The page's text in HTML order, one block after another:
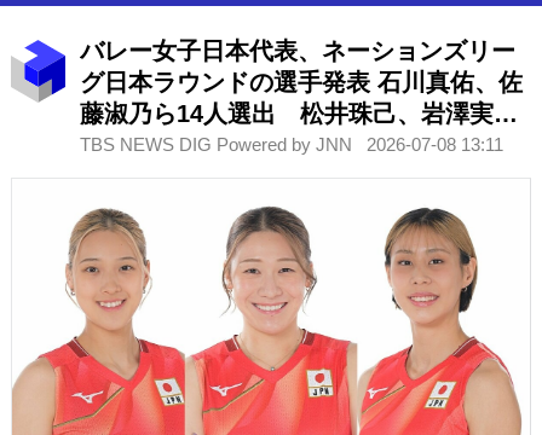
バレー女子日本代表、ネーションズリー
グ日本ラウンドの選手発表 石川真佑、佐
藤淑乃ら14人選出 松井珠己、岩澤実育
が初登録
TBS NEWS DIG Powered by JNN 2026-07-08 13:11